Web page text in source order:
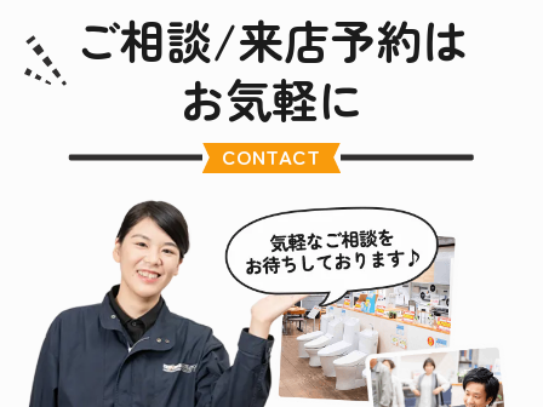
ご相談/来店予約は
お気軽に
CONTACT